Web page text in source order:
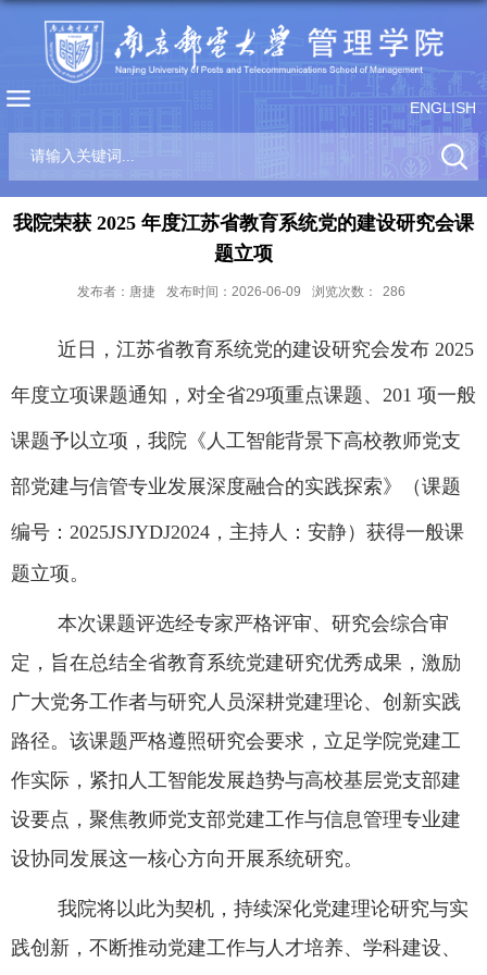
ENGLISH
我院荣获 2025 年度江苏省教育系统党的建设研究会课
题立项
发布者：唐捷 发布时间：2026-06-09 浏览次数： 286
近日，江苏省教育系统党的建设研究会发布 2025
年度立项课题通知 ， 对全省29项重点课题、 201 项一般
课题予以立项，我院 《人工智能背景下高校教师党支
部党建与信管专业发展深度融合的实践探索》（课题
编号：2025JSJYDJ2024 ，主持人：安静） 获得一般课
题立项。
本次课题评选经专家严格评审、研究会综合审
定，旨在总结全省教育系统党建研究优秀成果，激励
广大党务工作者与研究人员深耕党建理论、创新实践
路径。该课题严格遵照研究会要求，立足学院党建工
作实际，紧扣 人工智能发展趋势与高校基层党支部建
设要点，聚焦教师党支部党建工作与信息管理专业建
设协同发展这一核心方向开展系统研究。
我院将以此为契机，持续深化党建理论研究与实
践创新，不断推动党建工作与人才培养、学科建设、